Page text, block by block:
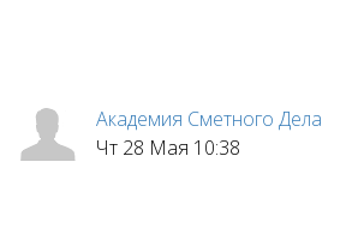
Академия Сметного Дела
Чт 28 Мая 10:38